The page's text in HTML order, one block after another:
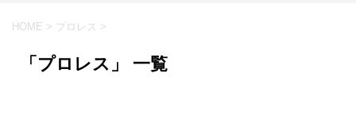
HOME > プロレス >
「プロレス」 一覧